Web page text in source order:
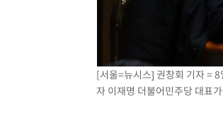
[속보]美, 폴리실리콘 수입 규
[속보]트럼프, 美 원정출산 금지
[속보] 뉴욕증시, 일제 하락 마
[서울=뉴시스] 권창회 기자 =
자 이재명 더불어민주당 대표